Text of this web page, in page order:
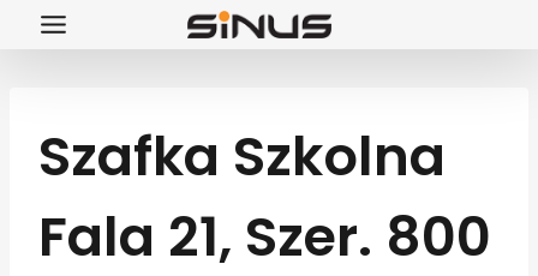
Przejdź
Szafka Szkolna
Fala 21, Szer. 800